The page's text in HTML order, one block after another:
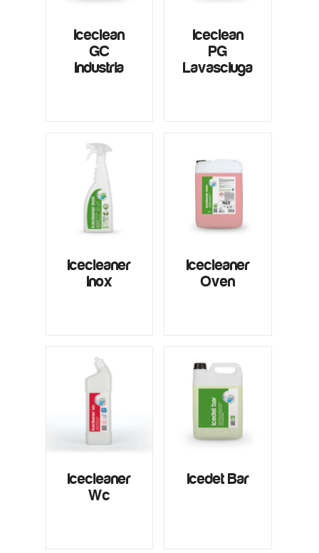
Iceclean
GC
Industria
Iceclean
PG
Lavasciuga
Icecleaner
Inox
Icecleaner
Oven
Icecleaner
Wc
Icedet Bar